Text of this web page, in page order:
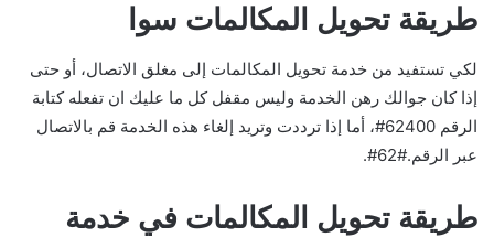
طريقة تحويل المكالمات سوا
لكي تستفيد من خدمة تحويل المكالمات إلى مغلق الاتصال، أو حتى
إذا كان جوالك رهن الخدمة وليس مقفل كل ما عليك ان تفعله كتابة
الرقم 62400#، أما إذا ترددت وتريد إلغاء هذه الخدمة قم بالاتصال
عبر الرقم.#62#.
طريقة تحويل المكالمات في خدمة